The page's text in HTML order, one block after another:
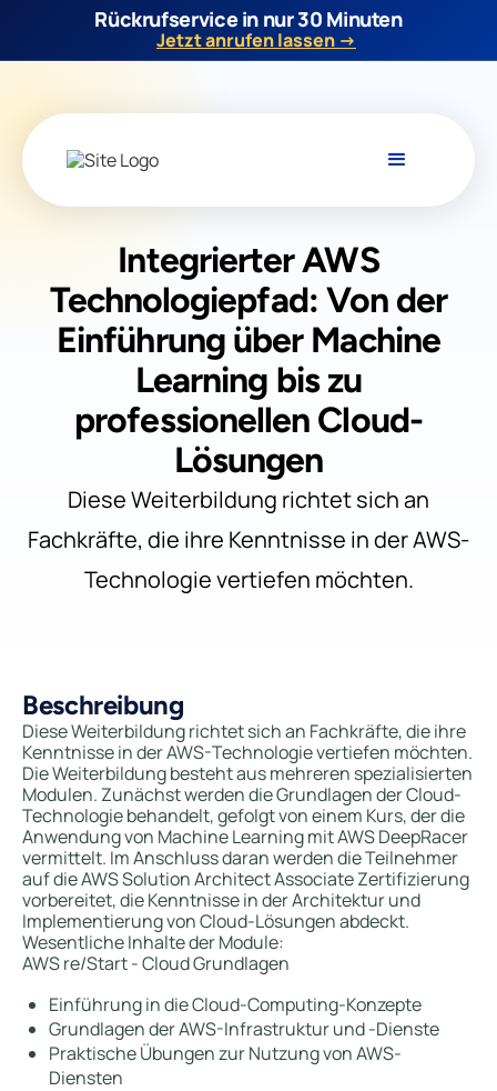
Rückrufservice in nur 30 Minuten
Jetzt anrufen lassen →
Integrierter AWS
Technologiepfad: Von der
Einführung über Machine
Learning bis zu
professionellen Cloud-
Lösungen
Diese Weiterbildung richtet sich an
Fachkräfte, die ihre Kenntnisse in der AWS-
Technologie vertiefen möchten.
Beschreibung
Diese Weiterbildung richtet sich an Fachkräfte, die ihre
Kenntnisse in der AWS-Technologie vertiefen möchten.
Die Weiterbildung besteht aus mehreren spezialisierten
Modulen. Zunächst werden die Grundlagen der Cloud-
Technologie behandelt, gefolgt von einem Kurs, der die
Anwendung von Machine Learning mit AWS DeepRacer
vermittelt. Im Anschluss daran werden die Teilnehmer
auf die AWS Solution Architect Associate Zertifizierung
vorbereitet, die Kenntnisse in der Architektur und
Implementierung von Cloud-Lösungen abdeckt.
Wesentliche Inhalte der Module:
AWS re/Start - Cloud Grundlagen
Einführung in die Cloud-Computing-Konzepte
Grundlagen der AWS-Infrastruktur und -Dienste
Praktische Übungen zur Nutzung von AWS-
Diensten